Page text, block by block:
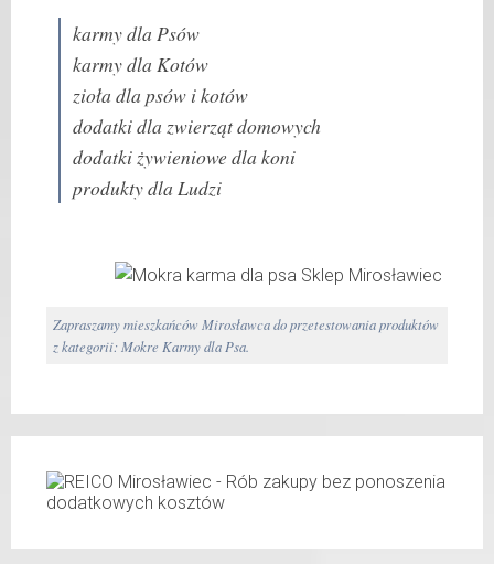
Waga netto/Nr art.: 600 g/1037
karmy dla Psów
karmy dla Kotów
zioła dla psów i kotów
dodatki dla zwierząt domowych
dodatki żywieniowe dla koni
produkty dla Ludzi
Zapraszamy mieszkańców Mirosławca do przetestowania produktów
z kategorii: Mokre Karmy dla Psa.